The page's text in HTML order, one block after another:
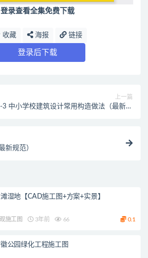
登录查看全集免费下载
收藏 海报 链接
登录后下载
上一篇
3 中小学校建筑设计常用构造做法（最新规
新规范）
湿地【CAD施工图+方案+实景】
施工图 3年前 66 0.1
公园绿化工程施工图